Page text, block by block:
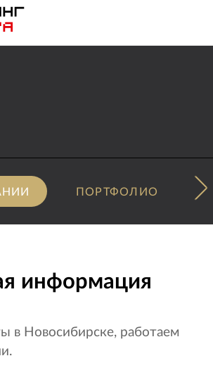
ПОРТФОЛИО
информация
в Новосибирске, работаем